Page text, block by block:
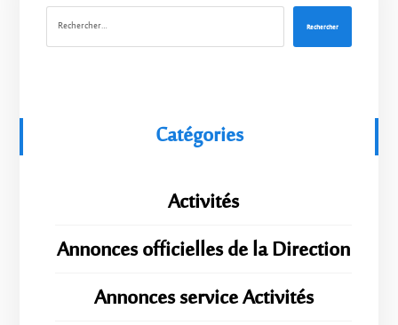
Rechercher
Catégories
Activités
Annonces officielles de la Direction
Annonces service Activités